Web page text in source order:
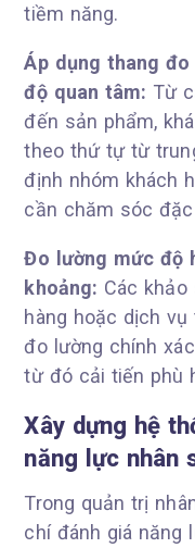
tiềm năng.
Áp dụng thang
độ quan tâm: Từ
đến sản phẩm,
theo thứ tự từ
định nhóm khách
cần chăm sóc
Đo lường mức độ
khoảng: Các
hàng hoặc dịch
đo lường chính
từ đó cải tiến phù
Xây dựng hệ
năng lực nhân
Trong quản trị
chí đánh giá năng